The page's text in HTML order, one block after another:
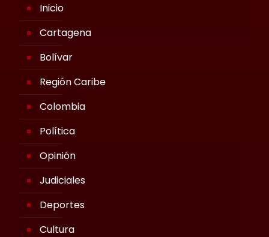
Inicio
Cartagena
Bolívar
Región Caribe
Colombia
Política
Opinión
Judiciales
Deportes
Cultura